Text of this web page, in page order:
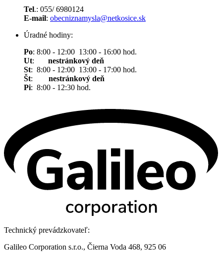
Tel.: 055/ 6980124
E-mail: obecniznamysla@netkosice.sk
Úradné hodiny:
Po: 8:00 - 12:00 13:00 - 16:00 hod.
Ut:
nestránkový deň
St: 8:00 - 12:00 13:00 - 17:00 hod.
Št: nestránkový deň
Pi: 8:00 - 12:30 hod.
Technický prevádzkovateľ:
Galileo Corporation s.r.o., Čierna Voda 468, 925 06